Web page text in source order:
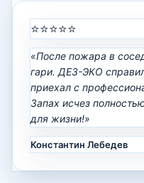
⭐⭐⭐⭐⭐
«После пожара в
гари. ДЕЗ-ЭКО
приехал с
Запах исчез
для жизни!»
Константин Лебедев